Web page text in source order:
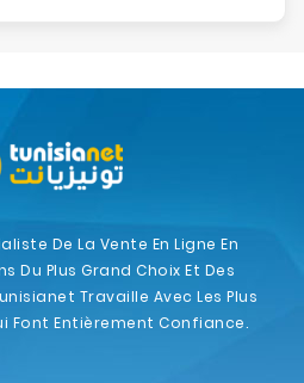
De La Vente En Ligne En
Du Plus Grand Choix Et Des
Travaille Avec Les Plus
Font Entièrement Confiance.